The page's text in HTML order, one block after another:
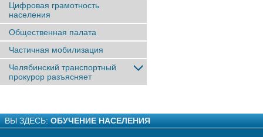
Цифровая грамотность
населения
Общественная палата
Частичная мобилизация
Челябинский транспортный
прокурор разъясняет
ВЫ ЗДЕСЬ: ОБУЧЕНИЕ НАСЕЛЕНИЯ